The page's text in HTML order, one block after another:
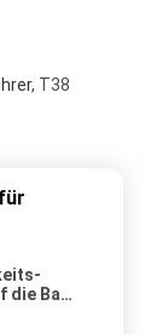
, T38
Bank